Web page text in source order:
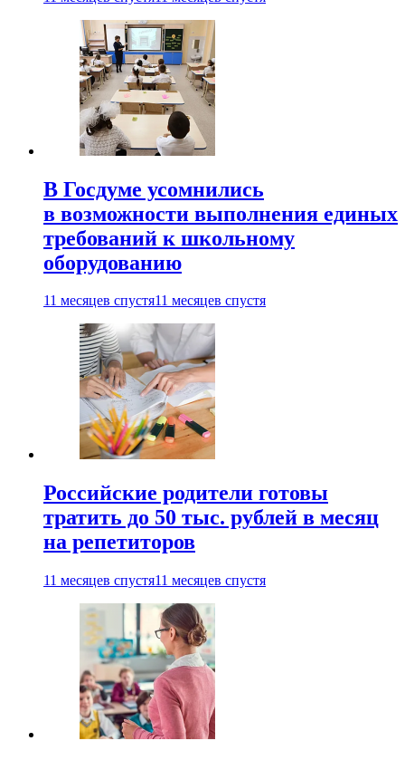
В Госдуме усомнились
в возможности выполнения единых
требований к школьному
оборудованию
11 месяцев спустя11 месяцев спустя
Российские родители готовы
тратить до 50 тыс. рублей в месяц
на репетиторов
11 месяцев спустя11 месяцев спустя